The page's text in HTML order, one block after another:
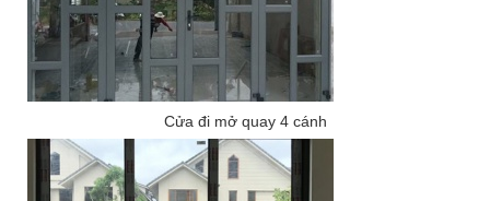
Cửa đi mở quay 4 cánh